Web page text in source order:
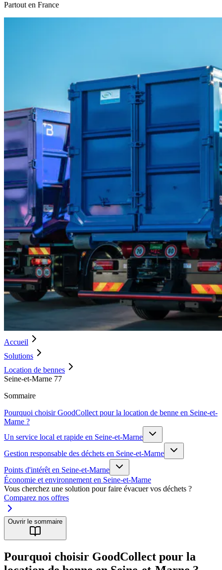
Partout en France
Accueil
Solutions
Location de bennes
Seine-et-Marne 77
Sommaire
Pourquoi choisir GoodCollect pour la location de benne en Seine-et-
Marne ?
Un service local et rapide en Seine-et-Marne
Gestion responsable des déchets en Seine-et-Marne
Points d'intérêt en Seine-et-Marne
Économie et environnement en Seine-et-Marne
Vous cherchez une solution pour faire évacuer vos déchets ?
Comparez nos offres
Ouvrir le sommaire
Pourquoi choisir GoodCollect pour la